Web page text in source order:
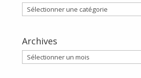
Catégories
Archives
Archives